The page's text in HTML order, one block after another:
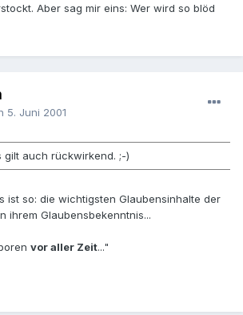
Aber sag mir eins: Wer wird so blöd
5. Juni 2001
gilt auch rückwirkend. ;-)
ist so: die wichtigsten Glaubensinhalte der
ihrem Glaubensbekenntnis...
vor aller Zeit..."